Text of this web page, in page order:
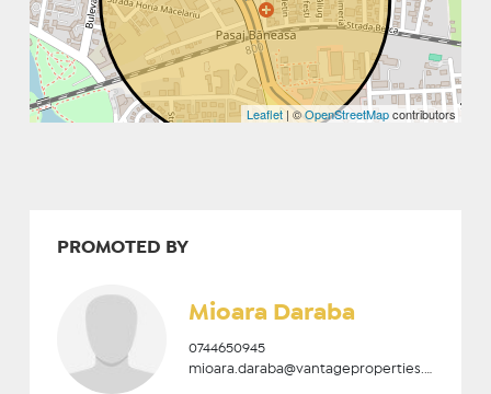
Leaflet| ©OpenStreetMapcontributors
PROMOTED BY
Mioara Daraba
0744650945